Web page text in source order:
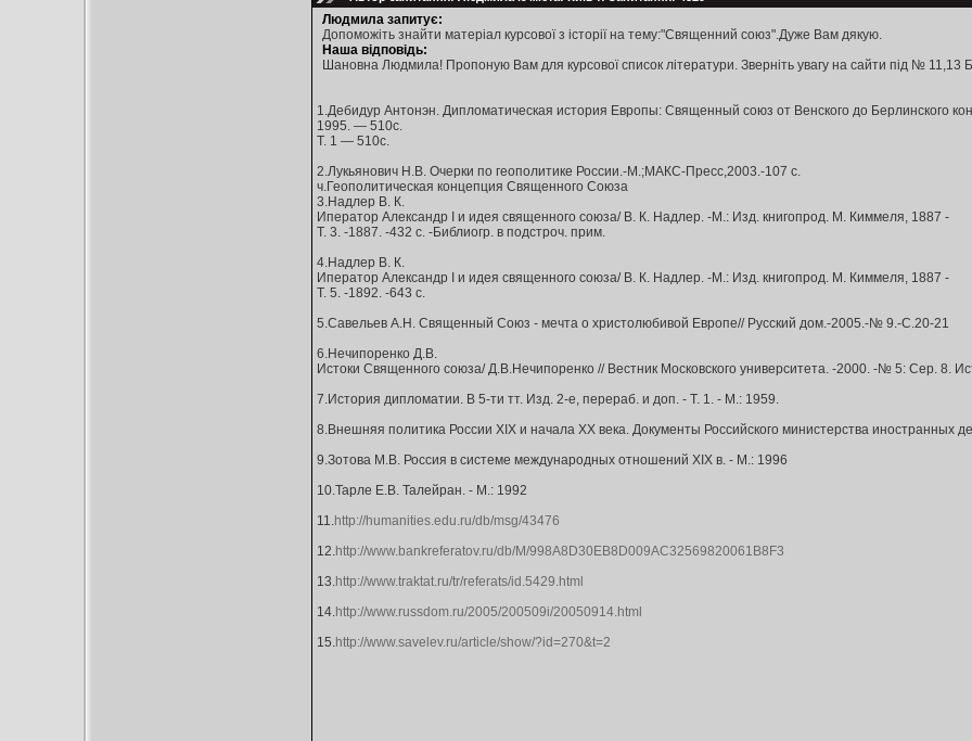
Людмила запитує:
Допоможіть знайти матеріал курсової з історії на тему:"Священний союз".Дуже Вам дякую.
Наша відповідь:
Шановна Людмила! Пропоную Вам для курсової список літератури. Зверніть увагу на сайти під № 11,13
1.Дебидур Антонэн. Дипломатическая история Европы: Священный союз от Венского до Берлинского
1995. — 510с.
Т. 1 — 510с.
2.Лукьянович Н.В. Очерки по геополитике России.-М.;МАКС-Пресс,2003.-107 с.
ч.Геополитическая концепция Священного Союза
3.Надлер В. К.
Иператор Александр I и идея священного союза/ В. К. Надлер. -М.: Изд. книгопрод. М. Киммеля, 1887 -
Т. 3. -1887. -432 с. -Библиогр. в подстроч. прим.
4.Надлер В. К.
Иператор Александр I и идея священного союза/ В. К. Надлер. -М.: Изд. книгопрод. М. Киммеля, 1887 -
Т. 5. -1892. -643 с.
5.Савельев А.Н. Священный Союз - мечта о христолюбивой Европе// Русский дом.-2005.-№ 9.-С.20-21
6.Нечипоренко Д.В.
Истоки Священного союза/ Д.В.Нечипоренко // Вестник Московского университета. -2000. -№ 5: Сер. 8.
7.История дипломатии. В 5-ти тт. Изд. 2-е, перераб. и доп. - Т. 1. - М.: 1959.
8.Внешняя политика России XIX и начала XX века. Документы Российского министерства иностранных
9.Зотова М.В. Россия в системе международных отношений XIX в. - М.: 1996
10.Тарле Е.В. Талейран. - М.: 1992
11.http://humanities.edu.ru/db/msg/43476
12.http://www.bankreferatov.ru/db/M/998A8D30EB8D009AC32569820061B8F3
13.http://www.traktat.ru/tr/referats/id.5429.html
14.http://www.russdom.ru/2005/200509i/20050914.html
15.http://www.savelev.ru/article/show/?id=270&t=2